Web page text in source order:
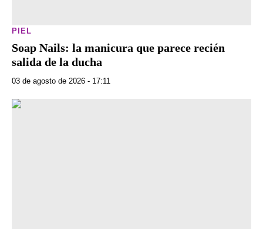
PIEL
Soap Nails: la manicura que parece recién
salida de la ducha
03 de agosto de 2026 - 17:11